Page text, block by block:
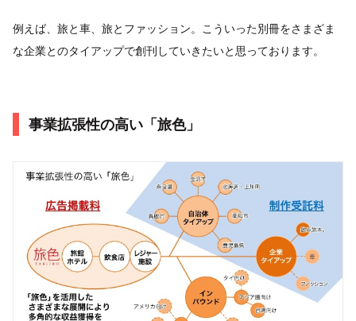
例えば、旅と車、旅とファッション。こういった別冊をさまざま
な企業とのタイアップで創刊していきたいと思っております。
事業拡張性の高い「旅色」